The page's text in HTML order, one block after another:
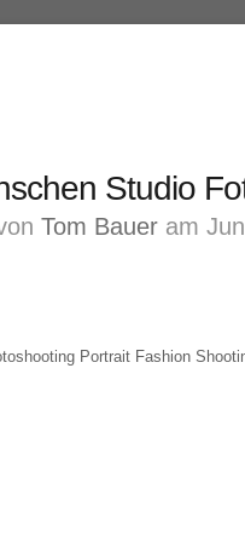
Studio
Tom Bauer am